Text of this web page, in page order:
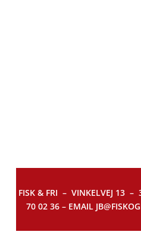
FISK & FRI – VINKELVEJ 13 –
70 02 36 – EMAIL